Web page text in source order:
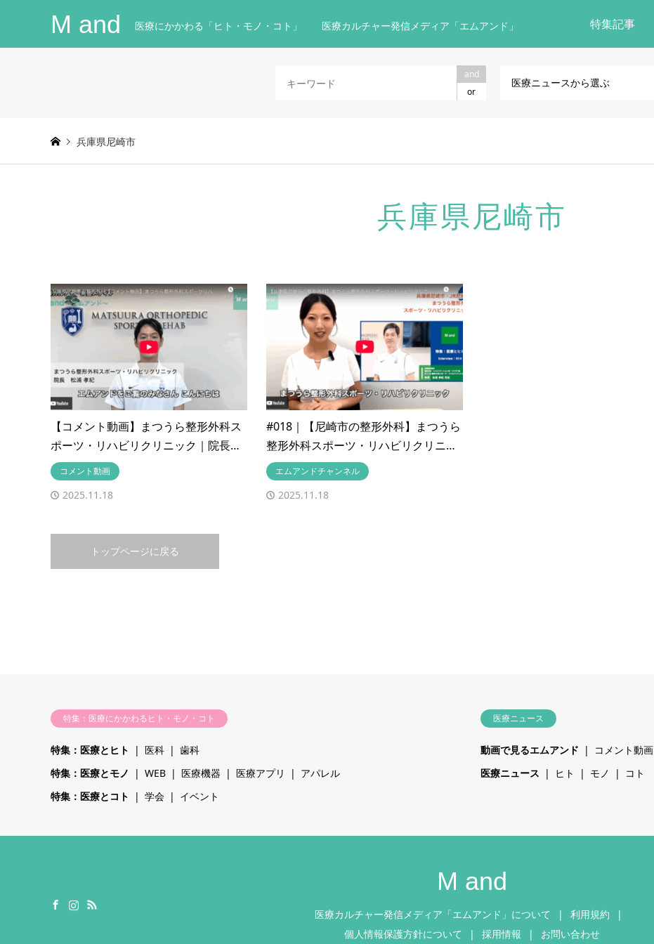
M and 医療にかかわる「ヒト・モノ・コト」 医療カルチャー発信メディア「エムアンド」 特集記事
and
or
医療ニュースから選ぶ
兵庫県尼崎市
兵庫県尼崎市
【コメント動画】まつうら整形外科ス
ポーツ・リハビリクリニック｜院長…
コメント動画
2025.11.18
#018｜【尼崎市の整形外科】まつうら
整形外科スポーツ・リハビリクリニ…
エムアンドチャンネル
2025.11.18
トップページに戻る
特集：医療にかかわるヒト・モノ・コト
特集：医療とヒト 医科
歯科
特集：医療とモノ
WEB 医療機器 医療アプリ
アパレル
特集：医療とコト
学会 イベント
医療ニュース
動画で見るエムアンド コメント動画
医療ニュース
ヒト モノ コト
M and
医療カルチャー発信メディア「エムアンド」について
利用規約
個人情報保護方針について
採用情報 お問い合わせ